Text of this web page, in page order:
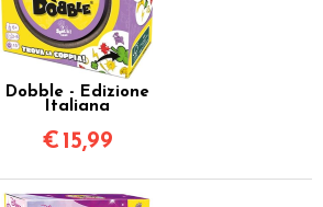
Dobble - Edizione
Italiana
€ 15,99